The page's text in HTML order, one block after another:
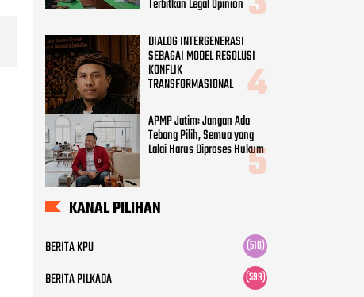
KANAL PILIHAN
BERITA KPU (518)
BERITA PILKADA
BERITA PILPRES (499)
INDONESIANA (539)
PERISTIWA
RELIGI (492)
SOROTAN (515)